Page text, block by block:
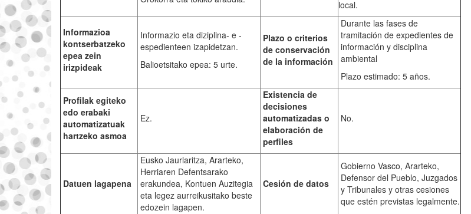
local.
Informazioa
kontserbatzeko
epea zein
irizpideak
Informazio eta diziplina- e -
espedienteen izapidetzan.
Balioetsitako epea: 5 urte.
Plazo o criterios
de conservación
de la información
Durante las fases de
tramitación de expedientes de
información y disciplina
ambiental
Plazo estimado: 5 años.
Profilak egiteko
edo erabaki
automatizatuak
hartzeko asmoa
Ez.
Existencia de
decisiones
automatizadas o
elaboración de
perfiles
No.
Datuen lagapena
Eusko Jaurlaritza, Ararteko,
Herriaren Defentsarako
erakundea, Kontuen Auzitegia
eta legez aurreikusitako beste
edozein lagapen.
Cesión de datos
Gobierno Vasco, Ararteko,
Defensor del Pueblo, Juzgados
y Tribunales y otras cesiones
que estén previstas legalmente.